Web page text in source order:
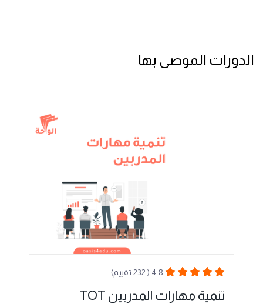
الدورات الموصى بها
4.8 ( 232 تقييم)
تنمية مهارات المدربين TOT